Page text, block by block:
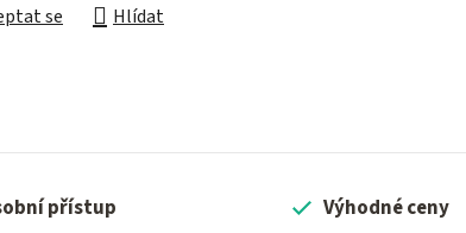
se Hlídat
přístup Výhodné ceny